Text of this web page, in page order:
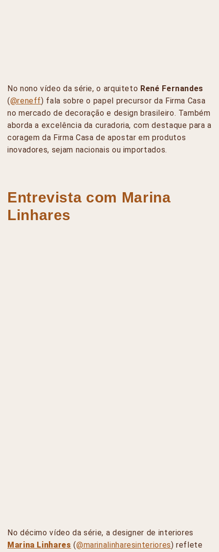
No nono vídeo da série, o arquiteto René Fernandes
(@reneff) fala sobre o papel precursor da Firma Casa
no mercado de decoração e design brasileiro. Também
aborda a excelência da curadoria, com destaque para a
coragem da Firma Casa de apostar em produtos
inovadores, sejam nacionais ou importados.
Entrevista com Marina
Linhares
No décimo vídeo da série, a designer de interiores
Marina Linhares (@marinalinharesinteriores) reflete